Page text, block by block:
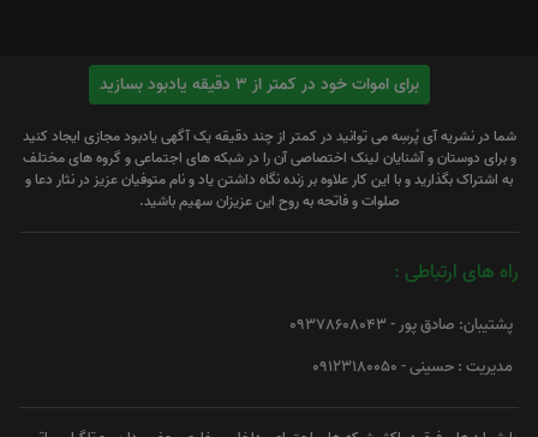
برای اموات خود در کمتر از 3 دقیقه یادبود بسازید
شما در نشریه آی پُرسِه می توانید در کمتر از چند دقیقه یک آگهی یادبود مجازی ایجاد کنید
و برای دوستان و آشنایان لینک اختصاصی آن را در شبکه های اجتماعی و گروه های مختلف
به اشتراک بگذارید و با این کار علاوه بر زنده نگاه داشتن یاد و نام متوفیان عزیز در نثار دعا و
صلوات و فاتحه به روح این عزیزان سهیم باشید.
راه های ارتباطی :
پشتیبان: صادق پور - 09378608043
مدیریت : حسینی - 09123180050